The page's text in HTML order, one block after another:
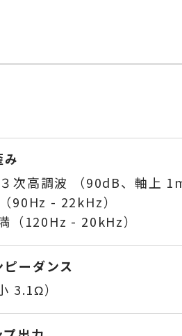
み
次高調波 （90dB、軸上 1m
90Hz - 22kHz）
（120Hz - 20kHz）
ピーダンス
3.1Ω）